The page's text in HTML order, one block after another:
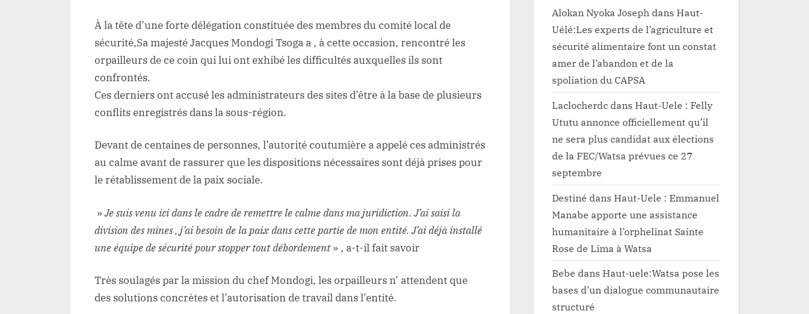
À la tête d’une forte délégation constituée des membres du comité local de
sécurité,Sa majesté Jacques Mondogi Tsoga a , à cette occasion, rencontré les
orpailleurs de ce coin qui lui ont exhibé les difficultés auxquelles ils sont
confrontés.
Ces derniers ont accusé les administrateurs des sites d’être à la base de plusieurs
conflits enregistrés dans la sous-région.
Devant de centaines de personnes, l’autorité coutumière a appelé ces administrés
au calme avant de rassurer que les dispositions nécessaires sont déjà prises pour
le rétablissement de la paix sociale.
»Je suis venu ici dans le cadre de remettre le calme dans ma juridiction. J’ai saisi la
division des mines , j’ai besoin de la paix dans cette partie de mon entité. J’ai déjà installé
une équipe de sécurité pour stopper tout débordement» , a-t-il fait savoir
Très soulagés par la mission du chef Mondogi, les orpailleurs n’ attendent que
des solutions concrètes et l’autorisation de travail dans l’entité.
Alokan Nyoka Joseph dans Haut-
Uélé:Les experts de l’agriculture et
sécurité alimentaire font un constat
amer de l’abandon et de la
spoliation du CAPSA
Laclocherdcdans Haut-Uele : Felly
Ututu annonce officiellement qu’il
ne sera plus candidat aux élections
de la FEC/Watsa prévues ce 27
septembre
Destiné dans Haut-Uele : Emmanuel
Manabe apporte une assistance
humanitaire à l’orphelinat Sainte
Rose de Lima à Watsa
Bebe dans Haut-uele:Watsa pose les
bases d’un dialogue communautaire
structuré